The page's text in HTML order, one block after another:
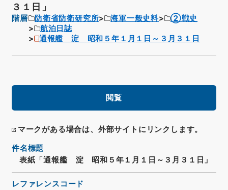
３１日」
階層 防衛省防衛研究所 海軍一般史料
②戦史
航泊日誌
通報艦 淀 昭和５年１月１日～３月３１日
閲覧
マークがある場合は、外部サイトにリンクします。
件名標題
表紙「通報艦 淀 昭和５年１月１日～３月３１日」
レファレンスコード